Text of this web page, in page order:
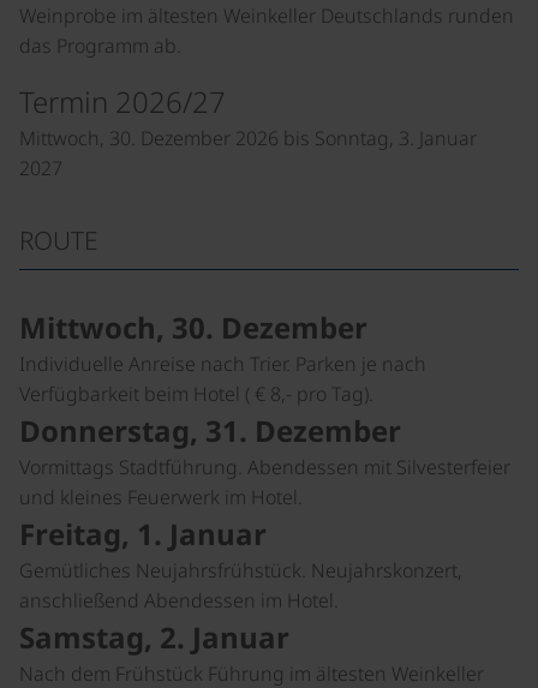
Weinprobe im ältesten Weinkeller Deutschlands runden
das Programm ab.
Termin 2026/27
Mittwoch, 30. Dezember 2026 bis Sonntag, 3. Januar
2027
ROUTE
Mittwoch, 30. Dezember
Individuelle Anreise nach Trier. Parken je nach
Verfügbarkeit beim Hotel ( € 8,- pro Tag).
Donnerstag, 31. Dezember
Vormittags Stadtführung. Abendessen mit Silvesterfeier
und kleines Feuerwerk im Hotel.
Freitag, 1. Januar
Gemütliches Neujahrsfrühstück. Neujahrskonzert,
anschließend Abendessen im Hotel.
Samstag, 2. Januar
Nach dem Frühstück Führung im ältesten Weinkeller